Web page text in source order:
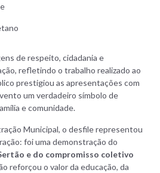
de respeito, cidadania e
refletindo o trabalho realizado ao
prestigiou as apresentações com
um verdadeiro símbolo de
e comunidade.
Municipal, o desfile representou
foi uma demonstração do
e do compromisso coletivo
reforçou o valor da educação, da